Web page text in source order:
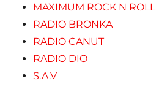
MAXIMUM ROCK N ROLL
RADIO BRONKA
RADIO CANUT
RADIO DIO
S.A.V